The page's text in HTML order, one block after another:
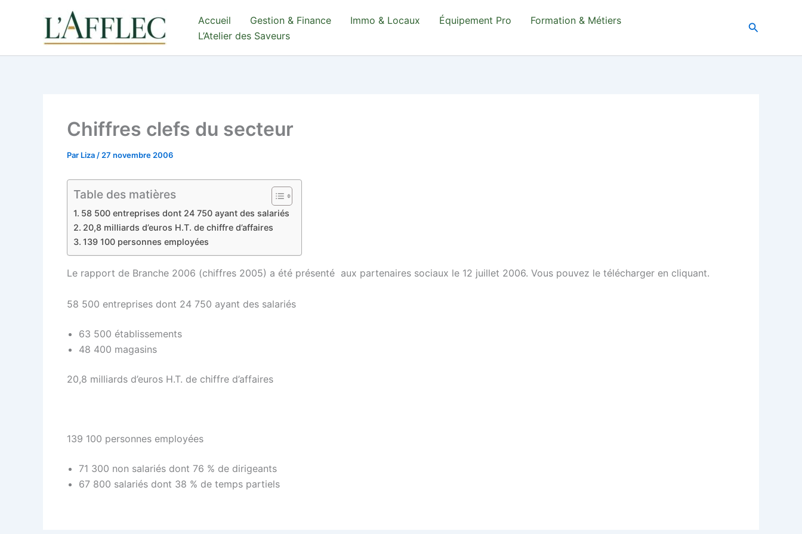
Accueil Gestion & Finance Immo & Locaux Équipement Pro
Formation & Métiers
L’Atelier des Saveurs
Chiffres clefs du secteur
Par Liza / 27 novembre 2006
Table des matières
58 500 entreprises dont 24 750 ayant des salariés
20,8 milliards d’euros H.T. de chiffre d’affaires
139 100 personnes employées
Le rapport de Branche 2006 (chiffres 2005) a été présenté aux partenaires sociaux le 12 juillet 2006. Vous pouvez le télécharger en cliquant.
58 500 entreprises dont 24 750 ayant des salariés
63 500 établissements
48 400 magasins
20,8 milliards d’euros H.T. de chiffre d’affaires
139 100 personnes employées
71 300 non salariés dont 76 % de dirigeants
67 800 salariés dont 38 % de temps partiels